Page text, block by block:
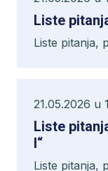
Liste
Liste pitanja,
21.05.2026 u
Liste
I“
Liste pitanja,